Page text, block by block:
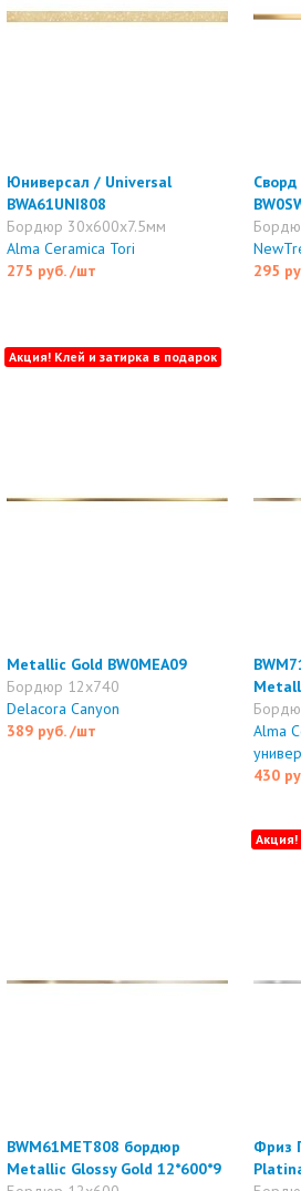
Юниверсал / Universal
BWA61UNI808
Бордюр 30x600x7.5мм
Alma Ceramica Tori
275 руб./шт
Сворд
295
Акция! Клей и затирка в подарок
Metallic Gold BW0MEA09
Бордюр 12x740
Delacora Canyon
389 руб./шт
Alma
430
BWM61MET808 бордюр
Metallic Glossy Gold 12*600*9
Акция!
Фриз